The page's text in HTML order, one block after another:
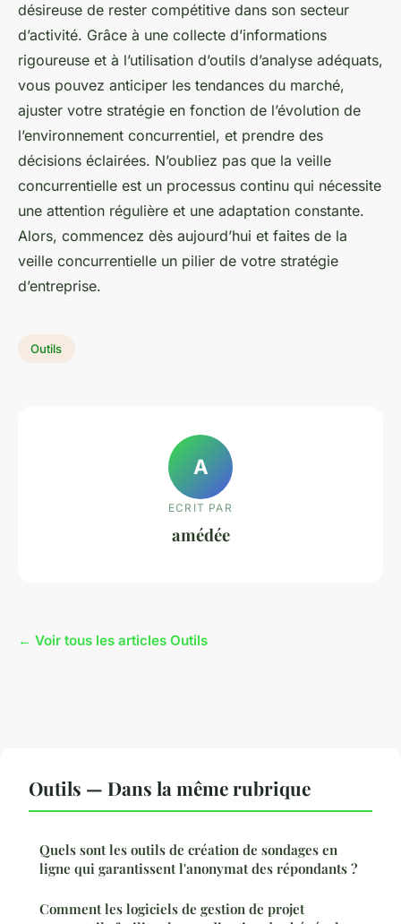
désireuse de rester compétitive dans son secteur
d’activité. Grâce à une collecte d’informations
rigoureuse et à l’utilisation d’outils d’analyse adéquats,
vous pouvez anticiper les tendances du marché,
ajuster votre stratégie en fonction de l’évolution de
l’environnement concurrentiel, et prendre des
décisions éclairées. N’oubliez pas que la veille
concurrentielle est un processus continu qui nécessite
une attention régulière et une adaptation constante.
Alors, commencez dès aujourd’hui et faites de la
veille concurrentielle un pilier de votre stratégie
d’entreprise.
Outils
A
ECRIT PAR
amédée
← Voir tous les articles Outils
Outils — Dans la même rubrique
Quels sont les outils de création de sondages en
ligne qui garantissent l'anonymat des répondants ?
Comment les logiciels de gestion de projet